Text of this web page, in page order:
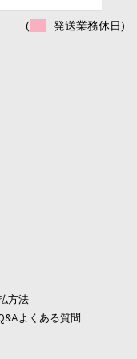
( 発送業務休日)
方法
よくある質問